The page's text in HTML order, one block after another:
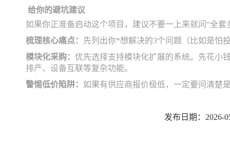
给你的避坑建议
如果你正准备启动这个项目，建议不要一上来就问“全套
梳理核心痛点： 先列出你*想解决的3个问题（比如是怕
模块化采购： 优先选择支持模块化扩展的系统。先花小
排产、设备互联等复杂功能。
警惕低价陷阱： 如果有供应商报价极低，一定要问清楚
发布日期：2026-